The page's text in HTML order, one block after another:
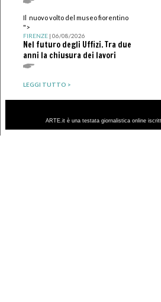
Il nuovo volto del museo fiorentino
">
FIRENZE| 06/08/2026
Nel futuro degli Uffizi. Tra due
anni la chiusura dei lavori
LEGGI TUTTO >
ARTE.it è una testata giornalistica online